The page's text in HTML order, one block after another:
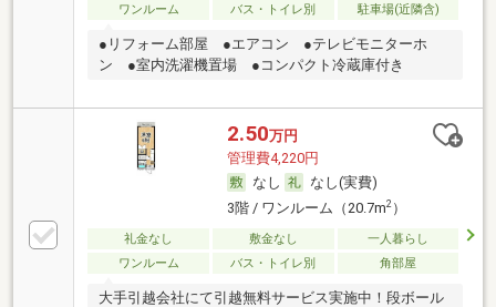
ワンルーム
バス・トイレ別 駐車場(近隣含)
●リフォーム部屋 ●エアコン ●テレビモニターホ
ン ●室内洗濯機置場 ●コンパクト冷蔵庫付き
2.50万円
管理費4,220円
なし
なし(実費)
3階 / ワンルーム（20.7m2）
礼金なし 敷金なし
一人暮らし
ワンルーム
バス・トイレ別 角部屋
大手引越会社にて引越無料サービス実施中！段ボール